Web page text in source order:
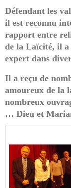
Défendant les
il est reconnu
rapport entre
de la Laïcité, il a
expert dans
Il a reçu de
amoureux de la
nombreux
… Dieu et